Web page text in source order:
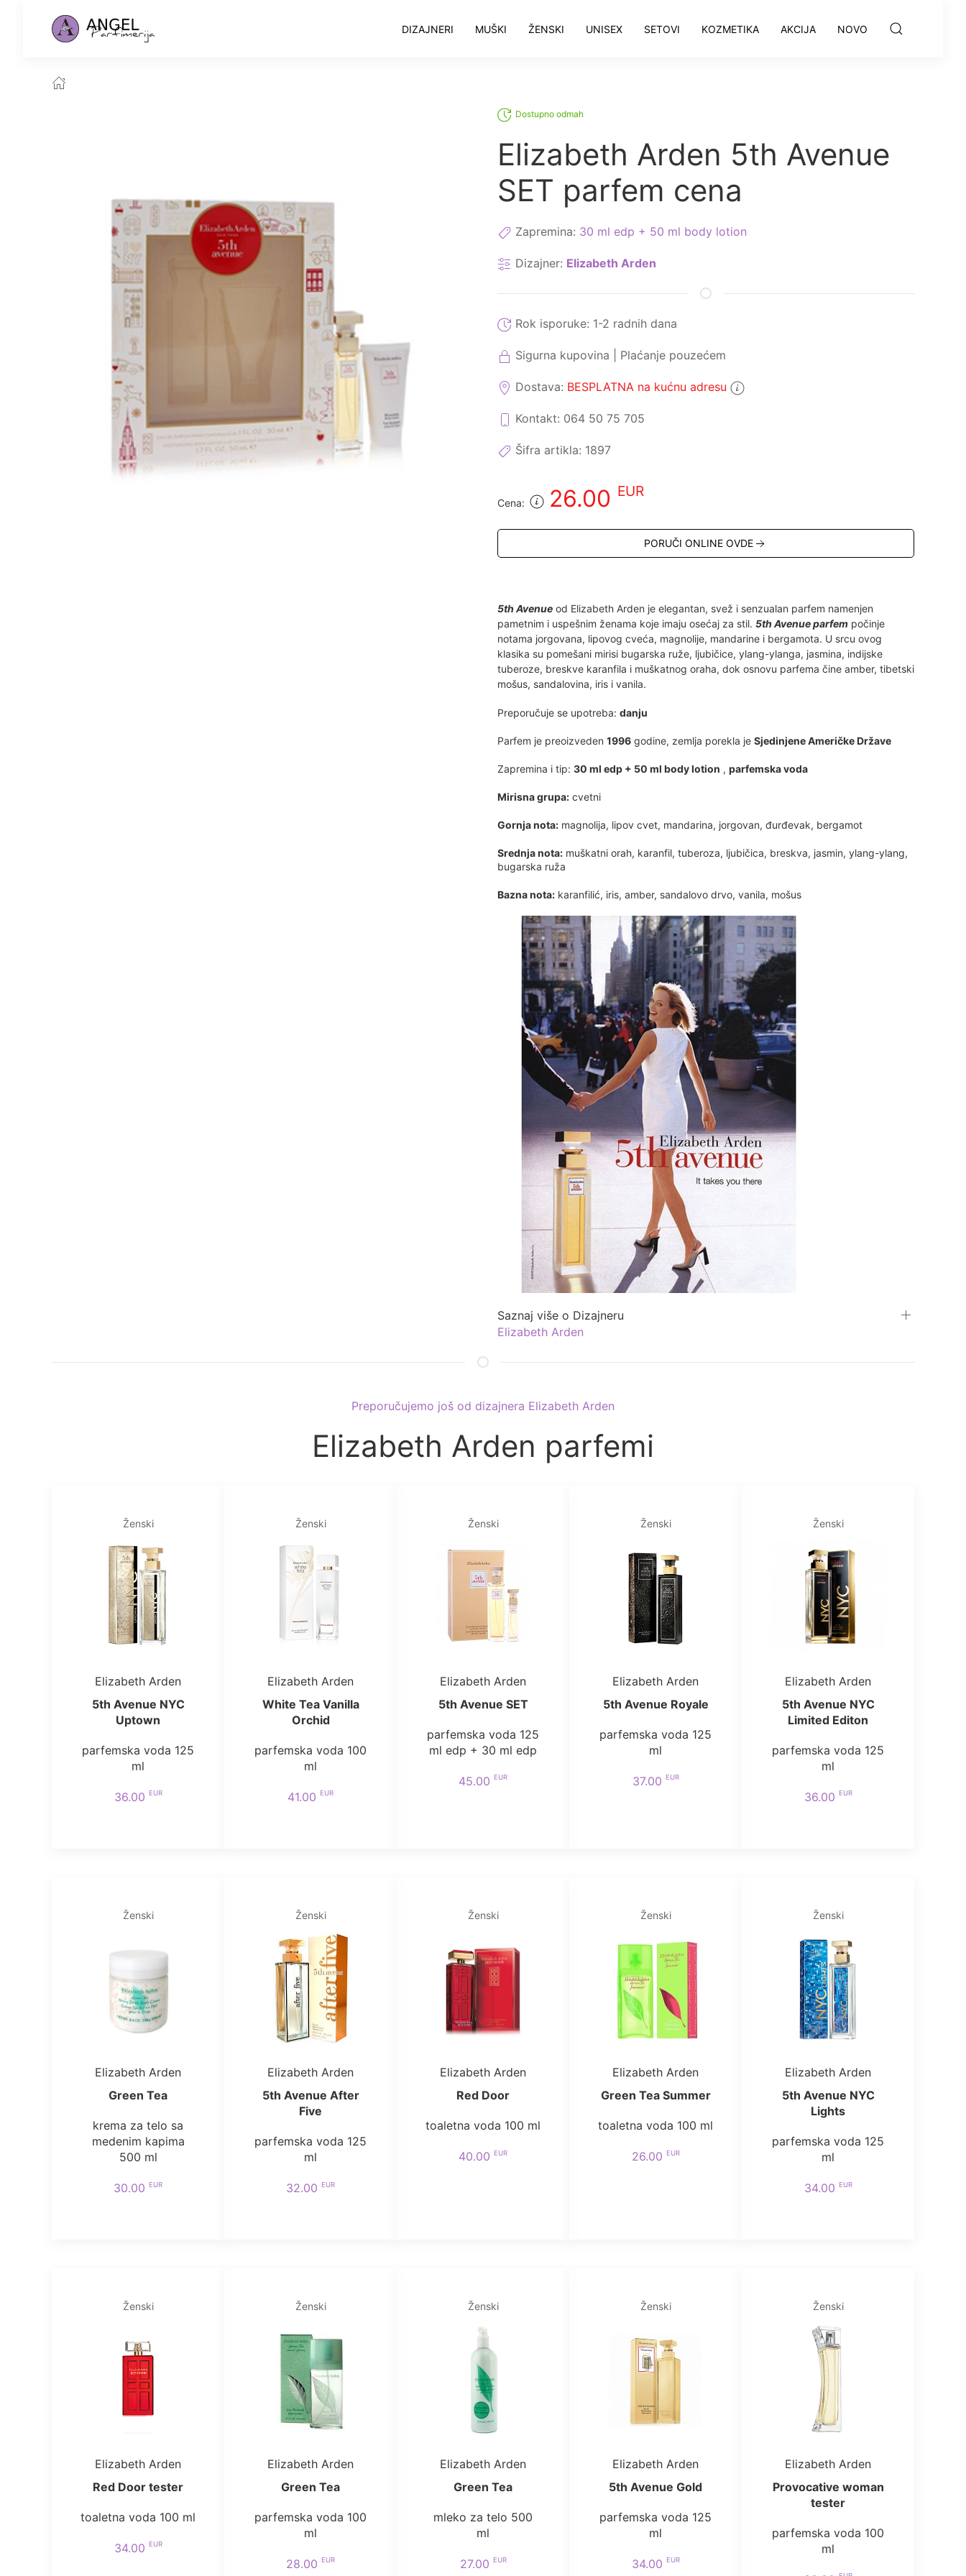
DIZAJNERI MUŠKI ŽENSKI UNISEX SETOVI KOZMETIKA AKCIJA NOVO
Dostupno odmah
Elizabeth Arden 5th Avenue
SET parfem cena
Zapremina: 30 ml edp + 50 ml body lotion
Dizajner: Elizabeth Arden
Rok isporuke: 1-2 radnih dana
Sigurna kupovina | Plaćanje pouzećem
Dostava: BESPLATNA na kućnu adresu
Kontakt: 064 50 75 705
Šifra artikla: 1897
Cena: 26.00 EUR
PORUČI ONLINE OVDE
5th Avenue od Elizabeth Arden je elegantan, svež i senzualan parfem namenjen
pametnim i uspešnim ženama koje imaju osećaj za stil. 5th Avenue parfem počinje
notama jorgovana, lipovog cveća, magnolije, mandarine i bergamota. U srcu ovog
klasika su pomešani mirisi bugarska ruže, ljubičice, ylang-ylanga, jasmina, indijske
tuberoze, breskve karanfila i muškatnog oraha, dok osnovu parfema čine amber, tibetski
mošus, sandalovina, iris i vanila.
Preporučuje se upotreba: danju
Parfem je preoizveden 1996 godine, zemlja porekla je Sjedinjene Američke Države
Zapremina i tip: 30 ml edp + 50 ml body lotion , parfemska voda
Mirisna grupa: cvetni
Gornja nota: magnolija, lipov cvet, mandarina, jorgovan, đurđevak, bergamot
Srednja nota: muškatni orah, karanfil, tuberoza, ljubičica, breskva, jasmin, ylang-ylang,
bugarska ruža
Bazna nota: karanfilić, iris, amber, sandalovo drvo, vanila, mošus
Saznaj više o Dizajneru
Elizabeth Arden
Preporučujemo još od dizajnera Elizabeth Arden
Elizabeth Arden parfemi
Ženski
Elizabeth Arden
5th Avenue NYC
Uptown
parfemska voda 125
ml
36.00 EUR
Ženski
Elizabeth Arden
White Tea Vanilla
Orchid
parfemska voda 100
ml
41.00 EUR
Ženski
Elizabeth Arden
5th Avenue SET
parfemska voda 125
ml edp + 30 ml edp
45.00 EUR
Ženski
Elizabeth Arden
5th Avenue Royale
parfemska voda 125
ml
37.00 EUR
Ženski
Elizabeth Arden
5th Avenue NYC
Limited Editon
parfemska voda 125
ml
36.00 EUR
Ženski
Elizabeth Arden
Green Tea
krema za telo sa
medenim kapima
500 ml
30.00 EUR
Ženski
Elizabeth Arden
5th Avenue After
Five
parfemska voda 125
ml
32.00 EUR
Ženski
Elizabeth Arden
Red Door
toaletna voda 100 ml
40.00 EUR
Ženski
Elizabeth Arden
Green Tea Summer
toaletna voda 100 ml
26.00 EUR
Ženski
Elizabeth Arden
5th Avenue NYC
Lights
parfemska voda 125
ml
34.00 EUR
Ženski
Elizabeth Arden
Red Door tester
toaletna voda 100 ml
34.00 EUR
Ženski
Elizabeth Arden
Green Tea
parfemska voda 100
ml
28.00 EUR
Ženski
Elizabeth Arden
Green Tea
mleko za telo 500
ml
27.00 EUR
Ženski
Elizabeth Arden
5th Avenue Gold
parfemska voda 125
ml
34.00 EUR
Ženski
Elizabeth Arden
Provocative woman
tester
parfemska voda 100
ml